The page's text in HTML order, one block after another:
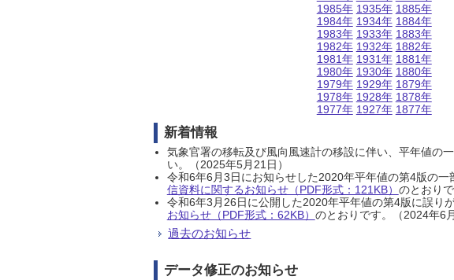
1985年
1984年
1983年
1982年
1981年
1980年
1979年
1978年
1977年
1935年
1934年
1933年
1932年
1931年
1930年
1929年
1928年
1927年
1885年
1884年
1883年
1882年
1881年
1880年
1879年
1878年
1877年
新着情報
気象官署の移転及び風向風速計の移設に伴い、平年値の
い。（2025年5月21日）
令和6年6月3日にお知らせした2020年平年値の第4版の
信資料に関するお知らせ（PDF形式：121KB） のとおり
令和6年3月26日に公開した2020年平年値の第4版に誤り
お知らせ（PDF形式：62KB） のとおりです。（2024年6
過去のお知らせ
データ修正のお知らせ